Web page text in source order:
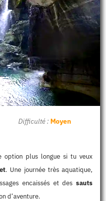
Difficulté : Moyen
option plus longue si tu veux
. Une journée très aquatique,
encaissés et dessauts
d’aventure.